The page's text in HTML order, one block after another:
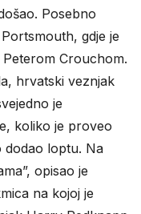
Posebno
gdje je
Crouchom.
hrvatski veznjak
je
koliko je proveo
dodao loptu. Na
opisao je
na kojoj je